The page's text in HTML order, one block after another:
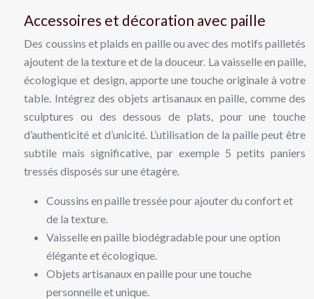
Accessoires et décoration avec paille
Des coussins et plaids en paille ou avec des motifs pailletés
ajoutent de la texture et de la douceur. La vaisselle en paille,
écologique et design, apporte une touche originale à votre
table. Intégrez des objets artisanaux en paille, comme des
sculptures ou des dessous de plats, pour une touche
d’authenticité et d’unicité. L’utilisation de la paille peut être
subtile mais significative, par exemple 5 petits paniers
tressés disposés sur une étagère.
Coussins en paille tressée pour ajouter du confort et
de la texture.
Vaisselle en paille biodégradable pour une option
élégante et écologique.
Objets artisanaux en paille pour une touche
personnelle et unique.